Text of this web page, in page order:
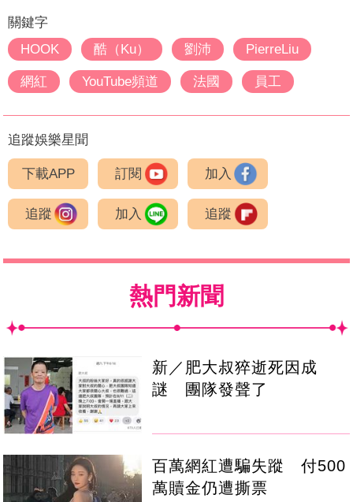
關鍵字
HOOK
酷（Ku） 劉沛 PierreLiu
網紅 YouTube頻道 法國 員工
追蹤娛樂星聞
下載APP 訂閱 加入
追蹤 加入 追蹤
熱門新聞
新／肥大叔猝逝死因成
謎 團隊發聲了
百萬網紅遭騙失蹤 付500
萬贖金仍遭撕票